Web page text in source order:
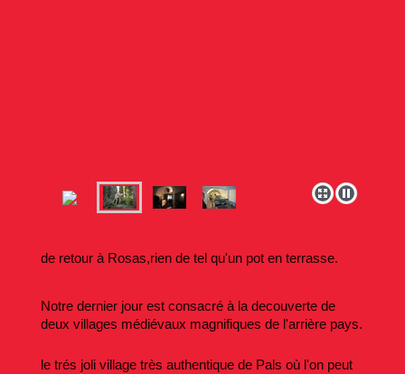
de retour à Rosas,rien de tel qu'un pot en terrasse.
Notre dernier jour est consacré à la decouverte de
deux villages médiévaux magnifiques de l'arrière pays.
le trés joli village très authentique de Pals où l'on peut